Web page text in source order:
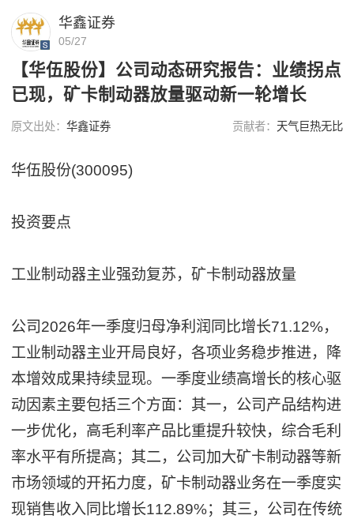
华鑫证券
05/27
【华伍股份】公司动态研究报告：业绩拐点
已现，矿卡制动器放量驱动新一轮增长
原文出处：华鑫证券 贡献者： 天气巨热无比
华伍股份(300095)
投资要点
工业制动器主业强劲复苏，矿卡制动器放量
公司2026年一季度归母净利润同比增长71.12%，
工业制动器主业开局良好，各项业务稳步推进，降
本增效成果持续显现。一季度业绩高增长的核心驱
动因素主要包括三个方面：其一，公司产品结构进
一步优化，高毛利率产品比重提升较快，综合毛利
率水平有所提高；其二，公司加大矿卡制动器等新
市场领域的开拓力度，矿卡制动器业务在一季度实
现销售收入同比增长112.89%；其三，公司在传统